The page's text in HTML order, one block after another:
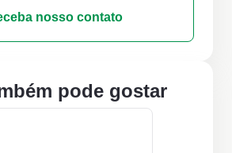
nosso contato
pode gostar